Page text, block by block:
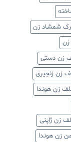
شمشاد زن
زن
زن دستی
زن زنجیری
زن هوندا
زن ژاپنی
زن هوندا